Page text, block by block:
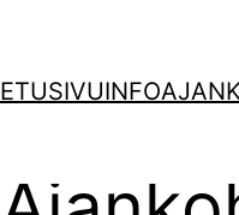
ETUSIVUINFO